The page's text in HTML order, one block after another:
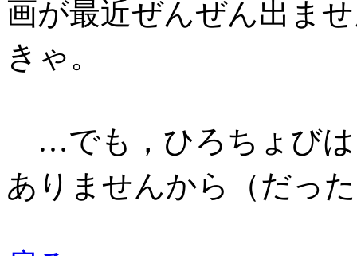
画が最近ぜんぜん出ま
きゃ。
…でも，ひろちょびは
ありませんから（だっ